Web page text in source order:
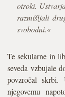
otroki.
razmišljali
svobodni.«
Te sekularne in
seveda vzbujale
povzročal skrbi.
njegovemu